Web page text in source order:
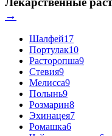
→
Шалфей17
Портулак10
Расторопша9
Стевия9
Мелисса9
Полынь9
Розмарин8
Эхинацея7
Ромашка6